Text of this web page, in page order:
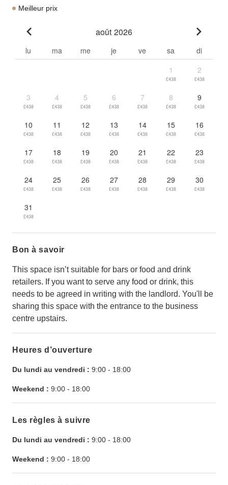
Meilleur prix
août 2026
lu ma me je ve sa
di
1
£438
2
£438
3
£438
4
£438
5
£438
6
£438
7
£438
8
£438
9
£438
10
£438
11
£438
12
£438
13
£438
14
£438
15
£438
16
£438
17
£438
18
£438
19
£438
20
£438
21
£438
22
£438
23
£438
24
£438
25
£438
26
£438
27
£438
28
£438
29
£438
30
£438
31
£438
Bon à savoir
This space isn’t suitable for bars or food and drink
retailers. If you want to serve any food or drink, this
needs to be agreed in writing with the landlord. You'll be
sharing this space with the entrance to the business
centre upstairs.
Heures d’ouverture
Du lundi au vendredi : 9:00 - 18:00
Weekend : 9:00 - 18:00
Les règles à suivre
Du lundi au vendredi : 9:00 - 18:00
Weekend : 9:00 - 18:00